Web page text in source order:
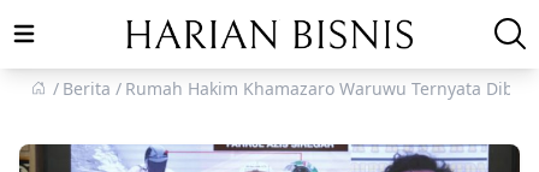
Open main menu
Berita
Rumah Hakim Khamazaro Waruwu Ternyata